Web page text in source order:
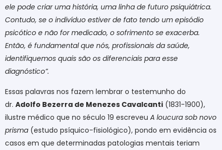
ele pode criar uma história, uma linha de futuro psiquiátrica.
Contudo, se o indivíduo estiver de fato tendo um episódio
psicótico e não for medicado, o sofrimento se exacerba.
Então, é fundamental que nós, profissionais da saúde,
identifiquemos quais são os diferenciais para esse
diagnóstico”.
Essas palavras nos fazem lembrar o testemunho do
dr. Adolfo Bezerra de Menezes Cavalcanti (1831-1900),
ilustre médico que no século 19 escreveu A loucura sob novo
prisma (estudo psíquico-fisiológico), pondo em evidência os
casos em que determinadas patologias mentais teriam